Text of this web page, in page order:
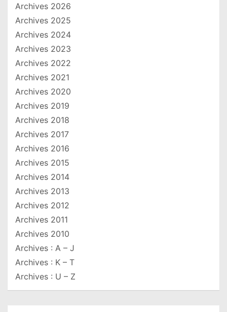
Archives 2026
Archives 2025
Archives 2024
Archives 2023
Archives 2022
Archives 2021
Archives 2020
Archives 2019
Archives 2018
Archives 2017
Archives 2016
Archives 2015
Archives 2014
Archives 2013
Archives 2012
Archives 2011
Archives 2010
Archives : A – J
Archives : K – T
Archives : U – Z